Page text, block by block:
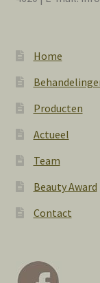
Home
Producten
Actueel
Team
Beauty Award
Contact